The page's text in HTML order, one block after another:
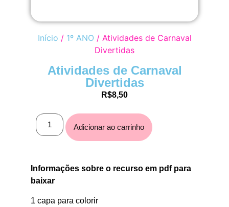
Início / 1º ANO / Atividades de Carnaval
Divertidas
Atividades de Carnaval
Divertidas
R$8,50
Adicionar ao carrinho
Informações sobre o recurso em pdfpara
baixar
1 capa para colorir